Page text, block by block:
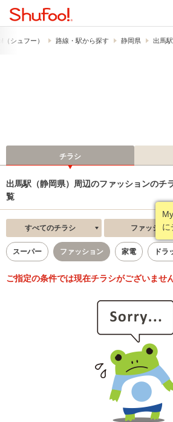
シュフー） 路線・駅から探す 静岡県 出馬駅
チラシ
出馬駅（静岡県）周辺のファッションのチ
覧
に
すべてのチラシ ファッショ
スーパー ファッション 家電 ドラ
ご指定の条件では現在チラシがございません